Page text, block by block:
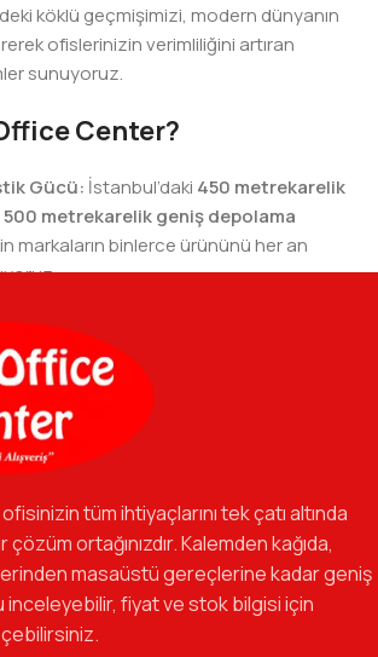
köklü geçmişimizi, modern dünyanın
ofislerinizin verimliliğini artıran
sunuyoruz.
Center?
Gücü: İstanbul’daki 450 metrekarelik
500 metrekarelik geniş depolama
markaların binlerce ürününü her an
Temel kırtasiye malzemelerinden teknik
iş hayatınızda ihtiyaç duyduğunuz her
en uygun fiyat avantajlarıyla bulmanızı
İşini tutkuyla yapan, güler yüzlü ve çözüm
olmayı hedefliyoruz.
kimliğimizi yeni iş birlikleri ve global
Türkiye genelinde müşteri ağımızı her
devam ediyoruz.
tüm ihtiyaçlarını tek çatı altında
ortağınızdır. Kalemden kağıda,
masaüstü gereçlerine kadar geniş
fiyat ve stok bilgisi için